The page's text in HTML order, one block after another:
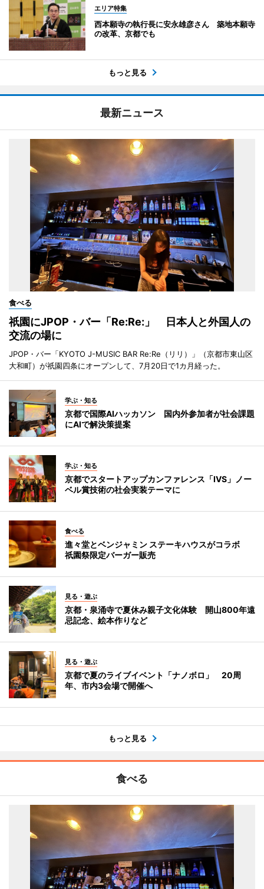
エリア特集
西本願寺の執行長に安永雄彦さん 築地本願寺
の改革、京都でも
もっと見る
最新ニュース
食べる
祇園にJPOP・バー「Re:Re:」 日本人と外国人の
交流の場に
JPOP・バー「KYOTO J-MUSIC BAR Re:Re（リリ）」（京都市東山区
大和町）が祇園四条にオープンして、7月20日で1カ月経った。
学ぶ・知る
京都で国際AIハッカソン 国内外参加者が社会課題
にAIで解決策提案
学ぶ・知る
京都でスタートアップカンファレンス「IVS」ノー
ベル賞技術の社会実装テーマに
食べる
進々堂とベンジャミン ステーキハウスがコラボ
祇園祭限定バーガー販売
見る・遊ぶ
京都・泉涌寺で夏休み親子文化体験 開山800年遠
忌記念、絵本作りなど
見る・遊ぶ
京都で夏のライブイベント「ナノボロ」 20周
年、市内3会場で開催へ
もっと見る
食べる